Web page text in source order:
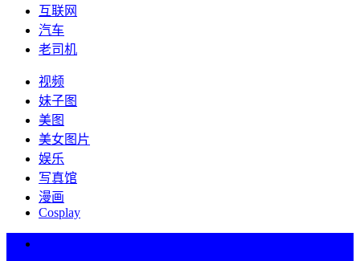
互联网
汽车
老司机
视频
妹子图
美图
美女图片
娱乐
写真馆
漫画
Cosplay